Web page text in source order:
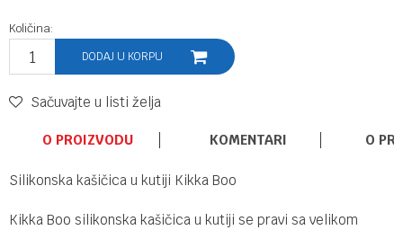
Količina:
DODAJ U KORPU
Sačuvajte u listi želja
O PROIZVODU KOMENTARI O
Silikonska kašičica u kutiji Kikka Boo
Kikka Boo silikonska kašičica u kutiji se pravi sa velikom